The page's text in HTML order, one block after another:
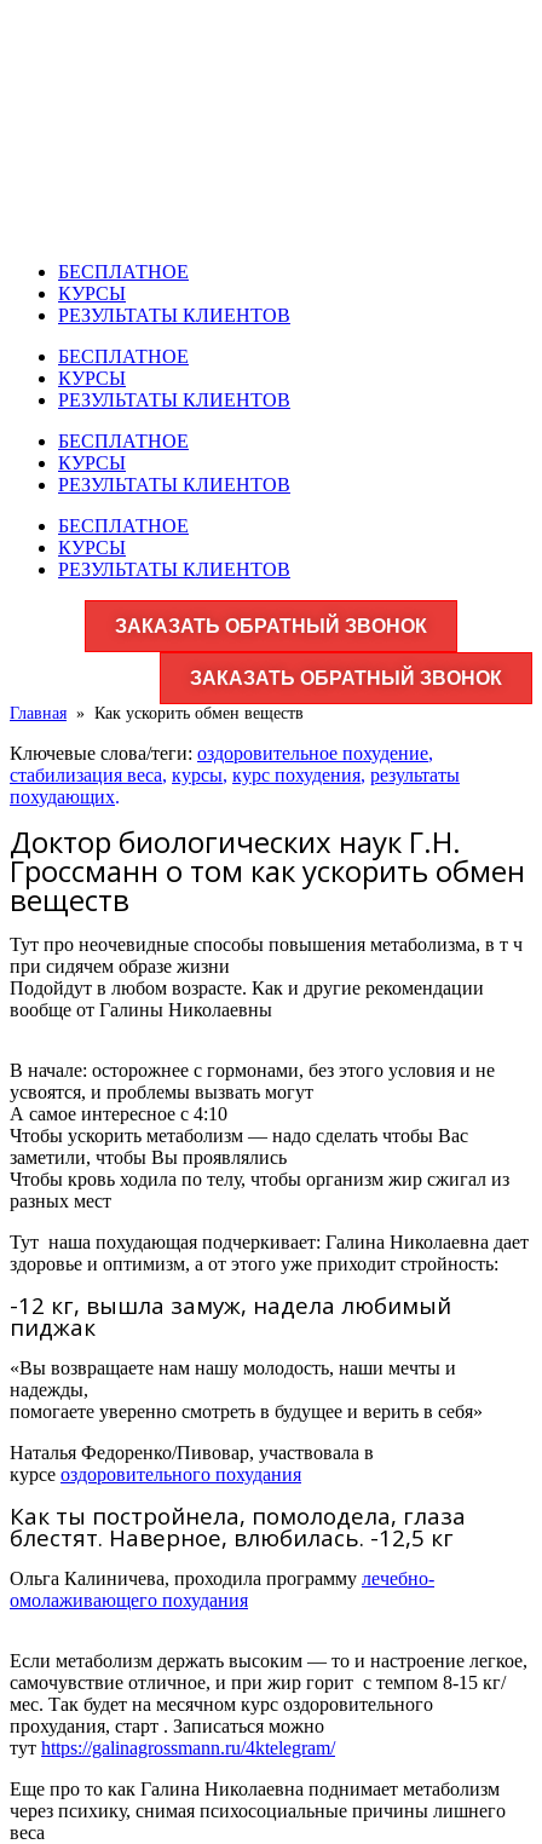
БЕСПЛАТНОЕ
КУРСЫ
РЕЗУЛЬТАТЫ КЛИЕНТОВ
БЕСПЛАТНОЕ
КУРСЫ
РЕЗУЛЬТАТЫ КЛИЕНТОВ
БЕСПЛАТНОЕ
КУРСЫ
РЕЗУЛЬТАТЫ КЛИЕНТОВ
БЕСПЛАТНОЕ
КУРСЫ
РЕЗУЛЬТАТЫ КЛИЕНТОВ
ЗАКАЗАТЬ ОБРАТНЫЙ ЗВОНОК
ЗАКАЗАТЬ ОБРАТНЫЙ ЗВОНОК
Главная » Как ускорить обмен веществ
Ключевые слова/теги: оздоровительное похудение,
стабилизация веса, курсы, курс похудения, результаты
похудающих.
Доктор биологических наук Г.Н.
Гроссманн о том как ускорить обмен
веществ
Тут про неочевидные способы повышения метаболизма, в т ч
при сидячем образе жизни
Подойдут в любом возрасте. Как и другие рекомендации
вообще от Галины Николаевны
В начале: осторожнее с гормонами, без этого условия и не
усвоятся, и проблемы вызвать могут
А самое интересное с 4:10
Чтобы ускорить метаболизм — надо сделать чтобы Вас
заметили, чтобы Вы проявлялись
Чтобы кровь ходила по телу, чтобы организм жир сжигал из
разных мест
Тут наша похудающая подчеркивает: Галина Николаевна дает
здоровье и оптимизм, а от этого уже приходит стройность:
-12 кг, вышла замуж, надела любимый
пиджак
«Вы возвращаете нам нашу молодость, наши мечты и
надежды,
помогаете уверенно смотреть в будущее и верить в себя»
Наталья Федоренко/Пивовар, участвовала в
курсе оздоровительного похудания
Как ты постройнела, помолодела, глаза
блестят. Наверное, влюбилась. -12,5 кг
Ольга Калиничева, проходила программу лечебно-
омолаживающего похудания
Если метаболизм держать высоким — то и настроение легкое,
самочувствие отличное, и при жир горит с темпом 8-15 кг/
мес. Так будет на месячном курс оздоровительного
прохудания, старт . Записаться можно
тут https://galinagrossmann.ru/4ktelegram/
Еще про то как Галина Николаевна поднимает метаболизм
через психику, снимая психосоциальные причины лишнего
веса